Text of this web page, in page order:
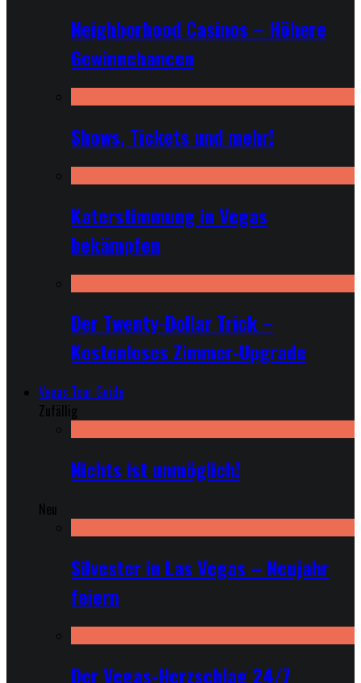
Neighborhood Casinos – Höhere
Gewinnchancen
Shows, Tickets und mehr!
Katerstimmung in Vegas
bekämpfen
Der Twenty-Dollar Trick –
Kostenloses Zimmer-Upgrade
Vegas Tour Guide
Zufällig
Nichts ist unmöglich!
Neu
Silvester in Las Vegas – Neujahr
feiern
Der Vegas-Herzschlag 24/7